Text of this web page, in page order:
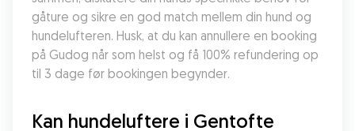
gåture og sikre en god match mellem din hund og
hundelufteren. Husk, at du kan annullere en booking
på Gudog når som helst og få 100% refundering op
til 3 dage før bookingen begynder.
Kan hundeluftere i Gentofte